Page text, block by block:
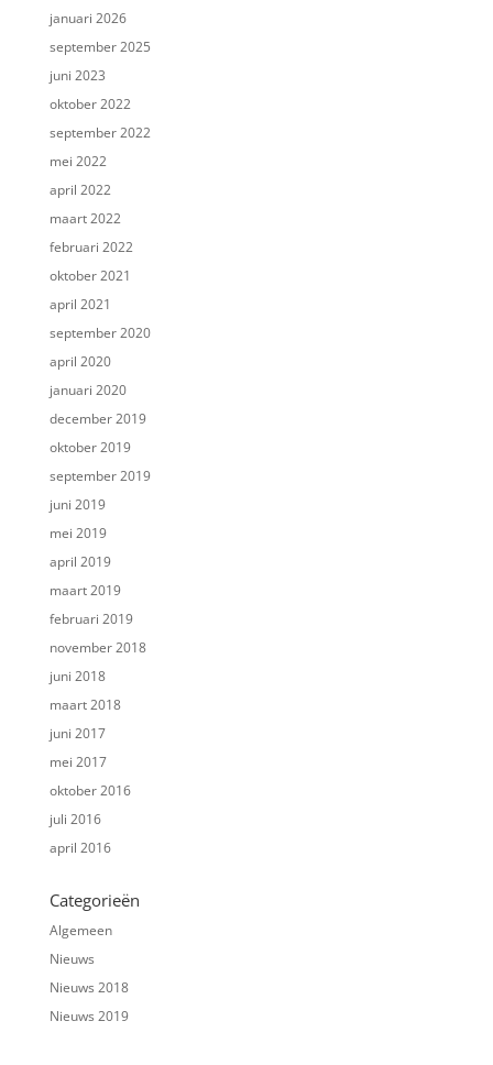
januari 2026
september 2025
juni 2023
oktober 2022
september 2022
mei 2022
april 2022
maart 2022
februari 2022
oktober 2021
april 2021
september 2020
april 2020
januari 2020
december 2019
oktober 2019
september 2019
juni 2019
mei 2019
april 2019
maart 2019
februari 2019
november 2018
juni 2018
maart 2018
juni 2017
mei 2017
oktober 2016
juli 2016
april 2016
Categorieën
Algemeen
Nieuws
Nieuws 2018
Nieuws 2019